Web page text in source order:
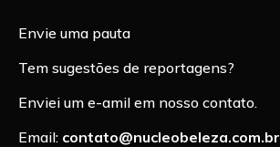
Envie uma pauta
Tem sugestões de reportagens?
Enviei um e-amil em nosso contato.
Email: contato@nucleobeleza.com.br